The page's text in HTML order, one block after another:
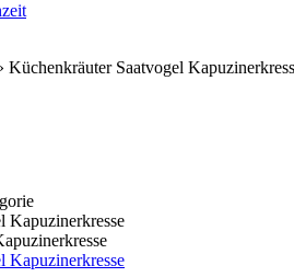
Küchenkräuter Saatvogel